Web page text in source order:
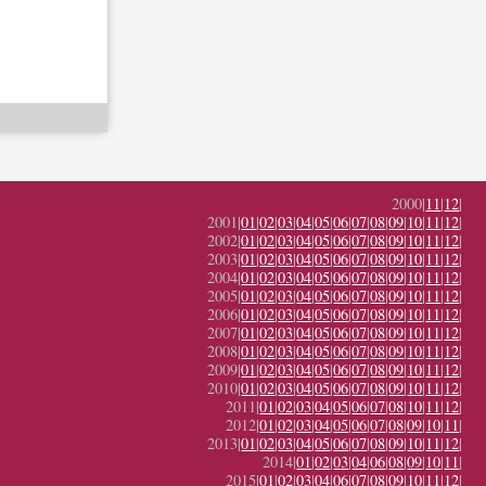
2000|11|12|
2001|01|02|03|04|05|06|07|08|09|10|11|12|
2002|01|02|03|04|05|06|07|08|09|10|11|12|
2003|01|02|03|04|05|06|07|08|09|10|11|12|
2004|01|02|03|04|05|06|07|08|09|10|11|12|
2005|01|02|03|04|05|06|07|08|09|10|11|12|
2006|01|02|03|04|05|06|07|08|09|10|11|12|
2007|01|02|03|04|05|06|07|08|09|10|11|12|
2008|01|02|03|04|05|06|07|08|09|10|11|12|
2009|01|02|03|04|05|06|07|08|09|10|11|12|
2010|01|02|03|04|05|06|07|08|09|10|11|12|
2011|01|02|03|04|05|06|07|08|10|11|12|
2012|01|02|03|04|05|06|07|08|09|10|11|
2013|01|02|03|04|05|06|07|08|09|10|11|12|
2014|01|02|03|04|06|08|09|10|11|
2015|01|02|03|04|06|07|08|09|10|11|12|